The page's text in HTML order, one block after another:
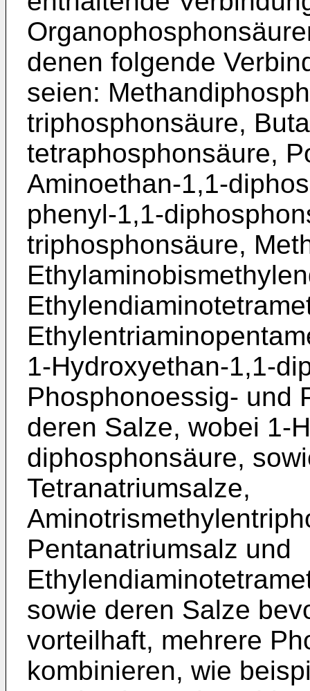
denen folgende
seien:
triphos­phonsäure,
tetraphosphonsäure,
Aminoethan-1,1-
phenyl-1,1-
triphosphonsäure,
1-Hydroxyethan-1,1-
Phosphonoessig- und
deren Salze, wobei 1-
diphosphonsäure,
Tetra­natriumsalze,
Pentanatrium­salz und
sowie deren Salze
vorteilhaft, mehrere
kombinieren, wie